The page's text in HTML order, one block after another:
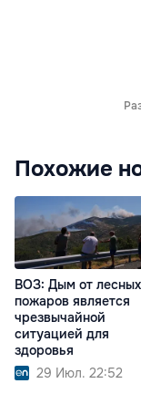
Похожие
ВОЗ: Дым от лесных
пожаров является
чрезвычайной
ситуацией для
здоровья
29 Июл. 22:52